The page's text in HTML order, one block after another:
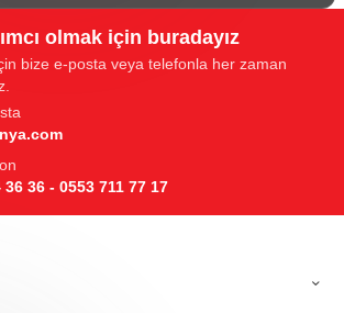
olmak için buradayız
bize e-posta veya telefonla her zaman
36 36 - 0553 711 77 17